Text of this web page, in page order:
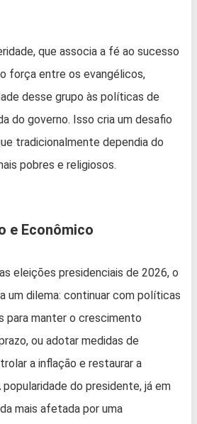
que associa a fé ao sucesso
força entre os evangélicos,
desse grupo às políticas de
do governo. Isso cria um desafio
tradicionalmente dependia do
pobres e religiosos.
e Econômico
eleições presidenciais de 2026, o
um dilema: continuar com políticas
para manter o crescimento
ou adotar medidas de
a inflação e restaurar a
do presidente, já em
mais afetada por uma